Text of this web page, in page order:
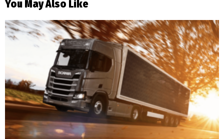
You May Also Like